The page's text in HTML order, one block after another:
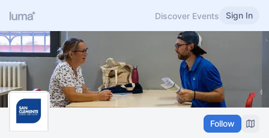
Discover Events Sign In
Follow